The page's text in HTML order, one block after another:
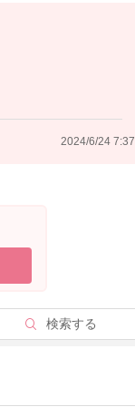
2024/6/24 7:37
検索する